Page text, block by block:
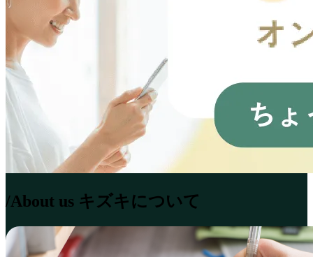
/About us キズキについて